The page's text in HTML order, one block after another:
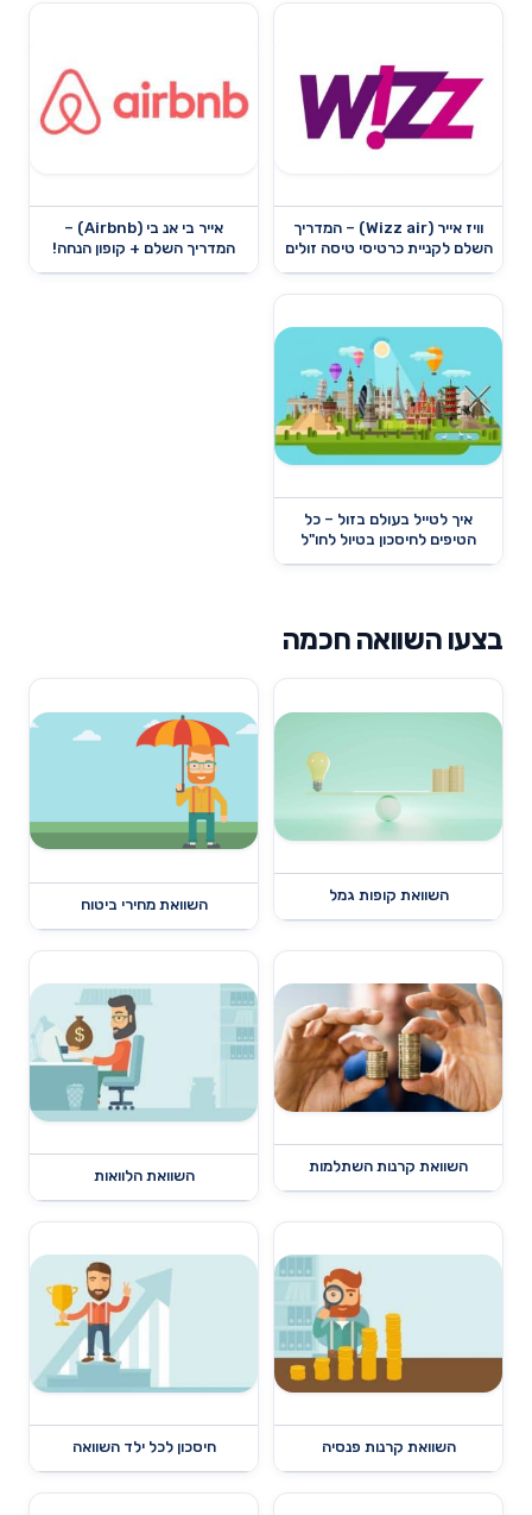
וויז אייר (Wizz air) – המדריך
השלם לקניית כרטיסי טיסה זולים
אייר בי אנ בי (Airbnb) –
המדריך השלם + קופון הנחה!
איך לטייל בעולם בזול – כל
הטיפים לחיסכון בטיול לחו"ל
בצעו השוואה חכמה
השוואת קופות גמל
השוואת מחירי ביטוח
השוואת קרנות השתלמות
השוואת הלוואות
השוואת קרנות פנסיה חיסכון לכל ילד השוואה